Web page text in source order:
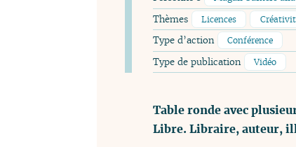
Thèmes Licences
Type d’action Conférence
Type de publication Vidéo
Table ronde avec
Libre. Libraire, auteur,